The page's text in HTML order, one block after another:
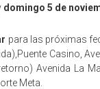
domingo 5 de
para las próximas
Casino,
Avenida La
Meta.